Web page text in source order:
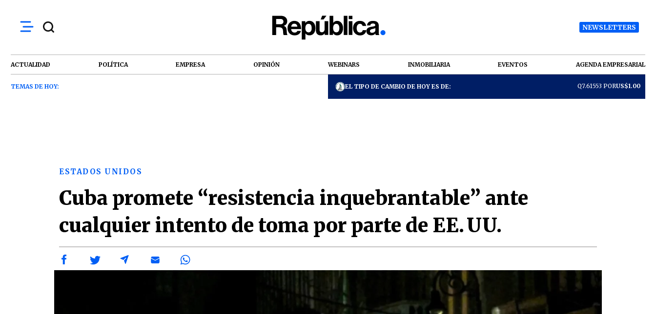
NEWSLETTERS
ACTUALIDAD POLÍTICA EMPRESA OPINIÓN WEBINARS INMOBILIARIA EVENTOS AGENDA EMPRESARIAL
TEMAS DE HOY: EL TIPO DE CAMBIO DE HOY ES DE: Q7.61553 PORUS$1.00
ESTADOS UNIDOS
Cuba promete “resistencia inquebrantable” ante
cualquier intento de toma por parte de EE. UU.